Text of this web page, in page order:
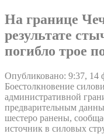
На границе
результате
погибло трое
Опубликовано: 9:37, 14
Боестолкновение
административной
предварительным
шестеро ранены,
источник в силовых